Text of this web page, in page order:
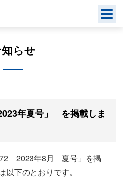
らせ
年夏号」 を掲載しま
2023年8月 夏号」を掲
下のとおりです。